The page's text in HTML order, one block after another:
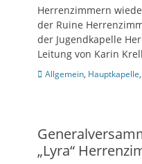
Herrenzimmern
der Ruine
der Jugendkapelle
Leitung von Karin Krell
Kategorien
Allgemein, Hauptkapelle,
„Lyra“